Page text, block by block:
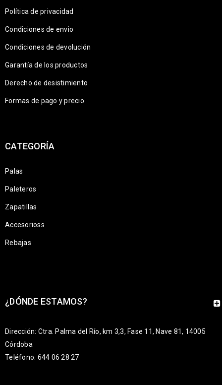
Política de privacidad
Condiciones de envio
Condiciones de devolución
Garantía de los productos
Derecho de desistimiento
Formas de pago y precio
CATEGORÍA
Palas
Paleteros
Zapatillas
Accesorioss
Rebajas
¿DÓNDE ESTAMOS?
Dirección: Ctra. Palma del Río, km 3,3, Fase 11, Nave 81, 14005
Córdoba
Teléfono: 644 06 28 27